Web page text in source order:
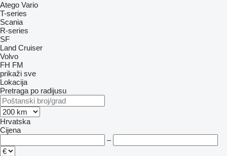
Atego Vario
T-series
Scania
R-series
SF
Land Cruiser
Volvo
FH FM
prikaži sve
Lokacija
Pretraga po radijusu
Hrvatska
Cijena
–